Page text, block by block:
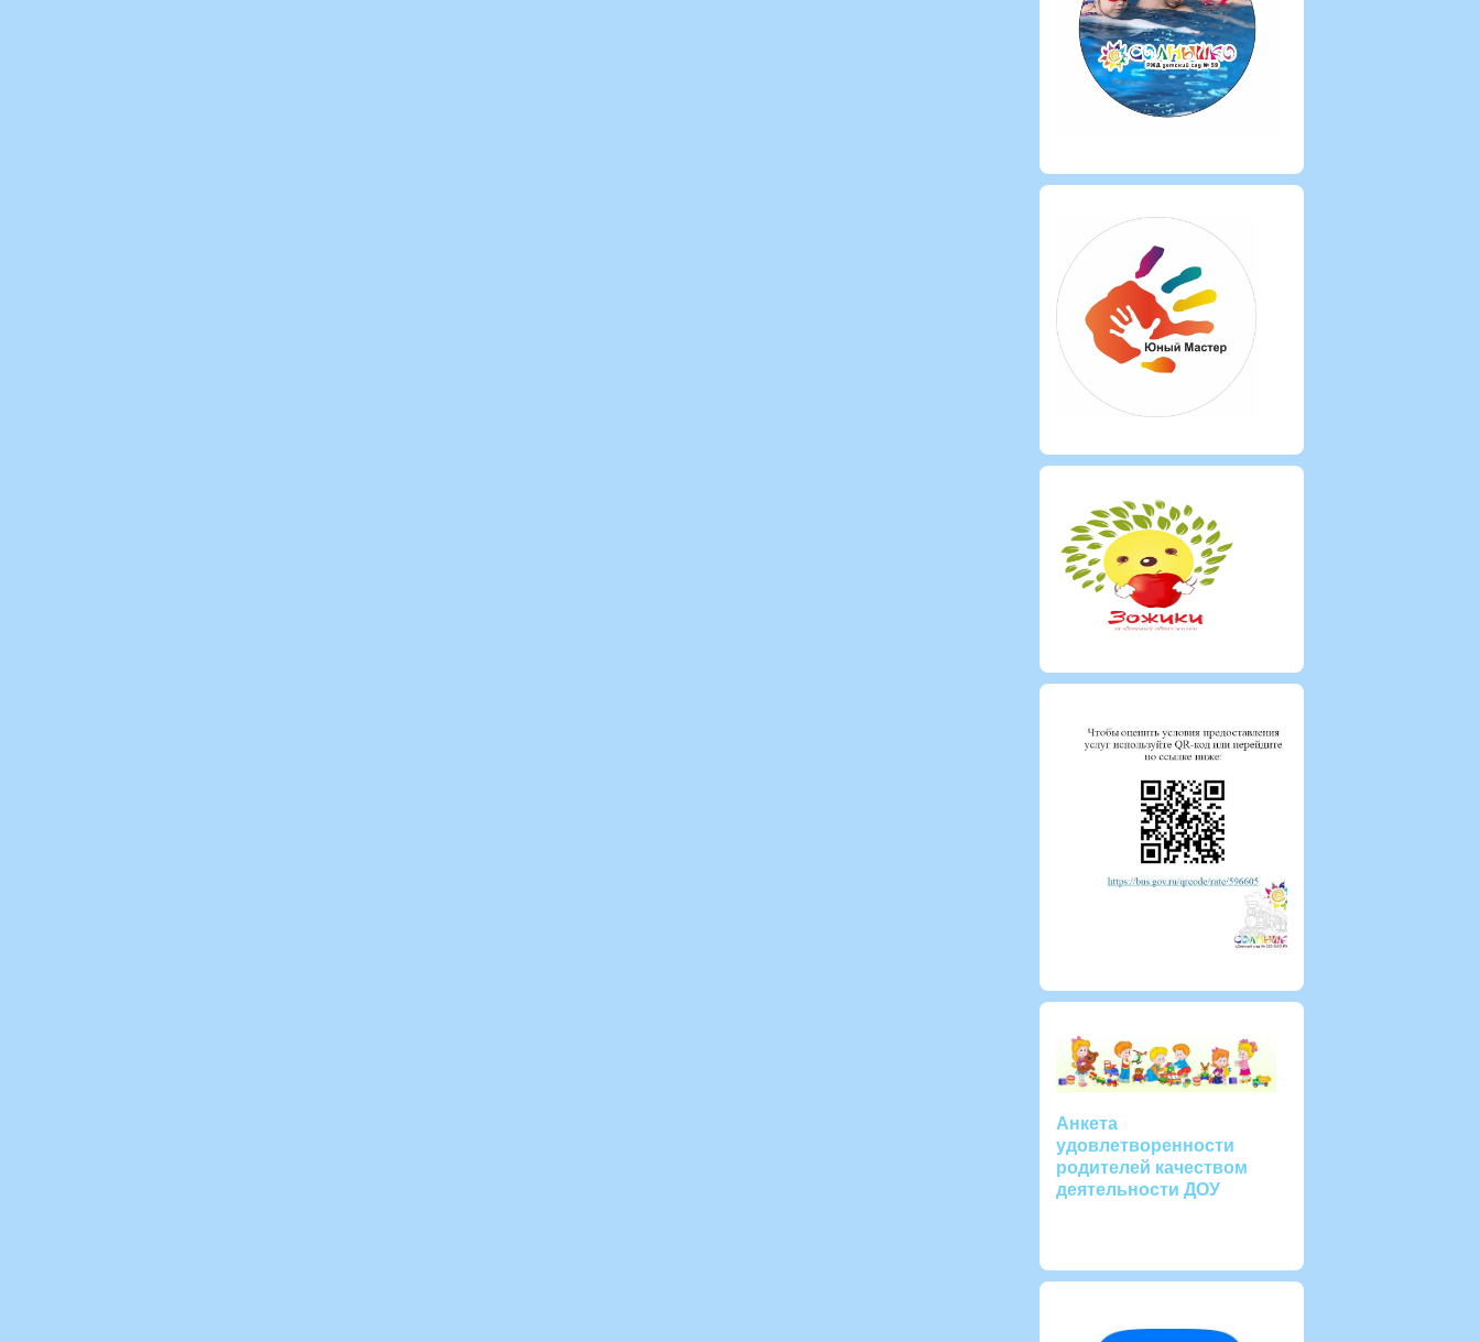
Анкета
удовлетворенности
родителей качеством
деятельности ДОУ